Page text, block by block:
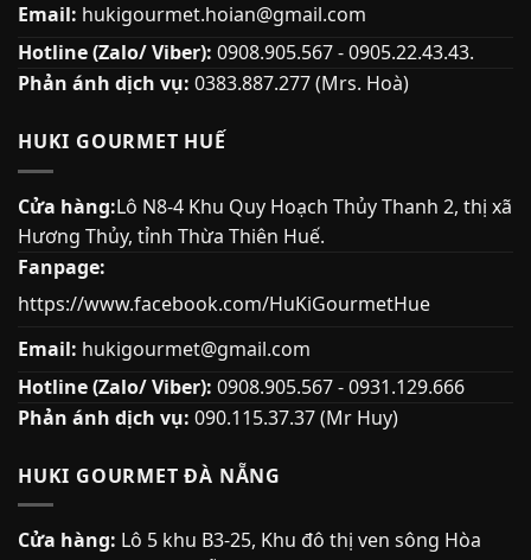
Email: hukigourmet.hoian@gmail.com
Hotline (Zalo/ Viber): 0908.905.567 - 0905.22.43.43.
Phản ánh dịch vụ: 0383.887.277 (Mrs. Hoà)
HUKI GOURMET HUẾ
Cửa hàng:Lô N8-4 Khu Quy Hoạch Thủy Thanh 2, thị xã
Hương Thủy, tỉnh Thừa Thiên Huế.
Fanpage:
https://www.facebook.com/HuKiGourmetHue
Email: hukigourmet@gmail.com
Hotline (Zalo/ Viber): 0908.905.567 - 0931.129.666
Phản ánh dịch vụ: 090.115.37.37 (Mr Huy)
HUKI GOURMET ĐÀ NẴNG
Cửa hàng: Lô 5 khu B3-25, Khu đô thị ven sông Hòa